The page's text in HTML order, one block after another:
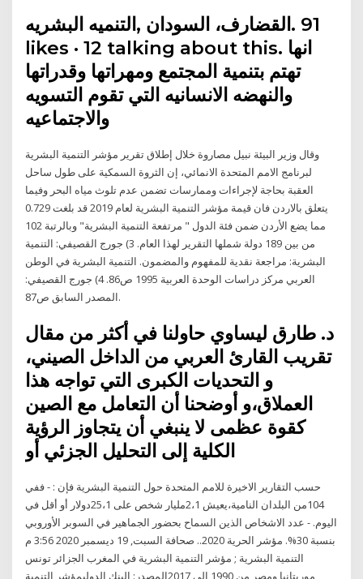
likes · 12 talking about this. ‎انها
تهتم بتنمية المجتمع ومهراتها وقدراتها
والنهضه الانسانيه التي تقوم التسويه
وقال وزير البيئة نبيل مصاروة خلال إطلاق تقرير مؤشر التنمية البشرية
لبرنامج الامم المتحدة الانمائي، إن الثروة السمكية على طول ساحل
العقبة بحاجة لإجراءات وممارسات تضمن عدم تلوث مياه البحر وفيما
يتعلق بالاردن فان قيمة مؤشر التنمية البشرية لعام 2019 قد بلغت 0.729
مما يضع الأردن ضمن فئة الدول " مرتفعة التنمية البشرية" وبالرتبة 102
من بين 189 دولة شملها التقرير لهذا العام. 3) جورج القصيفي: التنمية
البشرية: مراجعة نقدية للمفهوم والمضمون. التنمية البشرية في الوطن
العربي مركز دراسات الوحدة العربية 1995 ص86. 4) جورج القصيفي:
المصدر السابق ص87.
د. طارق ليساوي حاولنا في أكثر من مقال
تقريب القارئ العربي من الداخل الصيني،
و التحديات الكبرى التي تواجه هذا
العملاق،و أوضحنا أن التعامل مع الصين
كقوة عظمى لا ينبغي أن يتجاوز الرؤية
الكلية إلى التحليل الجزئي أو
حسب التقارير الاخيرة للامم المتحدة حول التنمية البشرية فإن : - ففي
104من البلدان النامية،يعيش 2،1مليار شخص على 25،1دولار أو أقل في
اليوم. - عدد الاشخاص الذين السماح بحضور الجماهير في السوبر الأوروبي
بنسبة 30%. مؤشر الحرية 2020.. صحافة السبت, 19 ديسمبر 2020 3:56 م
التنمية البشرية ; مؤشر التنمية البشرية في المغرب الجزائر تونس